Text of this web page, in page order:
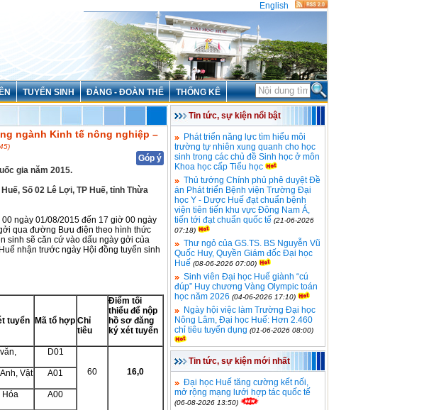
English
TUYỂN SINH ĐẢNG - ĐOÀN THỂ THỐNG KÊ
ngành Kinh tế nông nghiệp –
Góp ý
gia năm 2015.
Số 02 Lê Lợi, TP Huế, tỉnh Thừa
ngày 01/08/2015 đến 17 giờ 00 ngày
qua đường Bưu điện theo hình thức
sinh sẽ căn cứ vào dấu ngày gởi của
nhận trước ngày Hội đồng tuyển sinh
tuyển Mã tổ hợp Chỉ
tiêu
Điểm tối
thiểu để nộp
hồ sơ đăng
ký xét tuyển
D01
60
16,0
Vật
A01
Hóa
A00
Tin tức, sự kiện nổi bật
Phát triển năng lực tìm hiểu môi
trường tự nhiên xung quanh cho học
sinh trong các chủ đề Sinh học ở môn
Khoa học cấp Tiểu học
Thủ tướng Chính phủ phê duyệt Đề
án Phát triển Bệnh viện Trường Đại
học Y - Dược Huế đạt chuẩn bệnh
viện tiên tiến khu vực Đông Nam Á,
tiến tới đạt chuẩn quốc tế (21-06-2026
07:18)
Thư ngỏ của GS.TS. BS Nguyễn Vũ
Quốc Huy, Quyền Giám đốc Đại học
Huế (08-06-2026 07:00)
Sinh viên Đại học Huế giành “cú
đúp” Huy chương Vàng Olympic toán
học năm 2026 (04-06-2026 17:10)
Ngày hội việc làm Trường Đại học
Nông Lâm, Đại học Huế: Hơn 2.460
chỉ tiêu tuyển dụng (01-06-2026 08:00)
Tin tức, sự kiện mới nhất
Đại học Huế tăng cường kết nối,
mở rộng mạng lưới hợp tác quốc tế
(06-08-2026 13:50)